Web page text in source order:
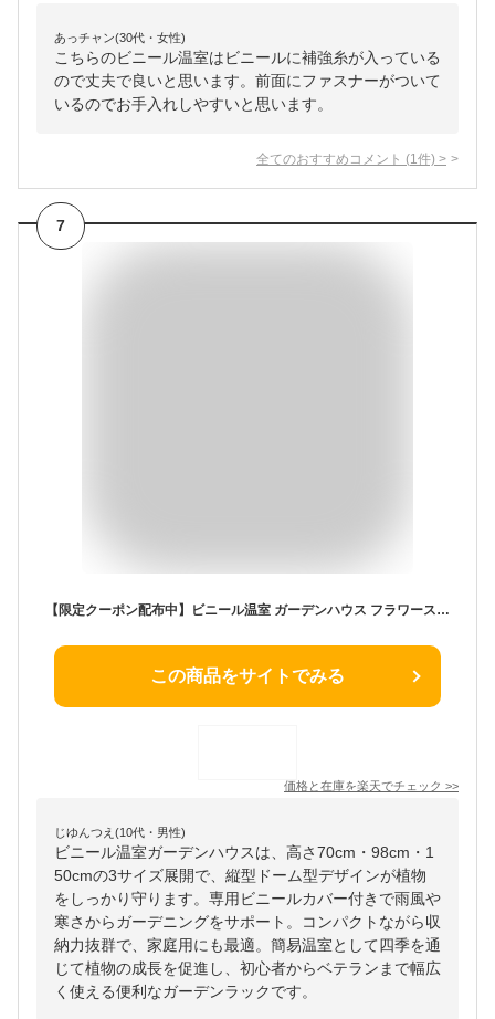
あっチャン(30代・女性)
こちらのビニール温室はビニールに補強糸が入っている
ので丈夫で良いと思います。前面にファスナーがついて
いるのでお手入れしやすいと思います。
全てのおすすめコメント (1 件) >
7
【限定クーポン配布中】ビニール温室 ガーデンハウス フラワースタンド 高さ70cm 98cm 150cm 縦型 ドーム型 専用ビニールカバー付き 園芸 棚 屋外 簡易温室 フラワーハウス ガーデニングラック ビニールハウス ガーデンハウス ミニ 小型 家庭用 ビニール 温室
この商品をサイトでみる
価格と在庫を楽天でチェック >>
じゆんつえ(10代・男性)
ビニール温室ガーデンハウスは、高さ70cm・98cm・1
50cmの3サイズ展開で、縦型ドーム型デザインが植物
をしっかり守ります。専用ビニールカバー付きで雨風や
寒さからガーデニングをサポート。コンパクトながら収
納力抜群で、家庭用にも最適。簡易温室として四季を通
じて植物の成長を促進し、初心者からベテランまで幅広
く使える便利なガーデンラックです。